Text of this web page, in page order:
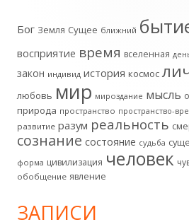
колонка
Бог Земля Сущее ближний
восприятие время вселенная
закон индивид история космос
любовь мир мироздание мысль
природа пространство пространство-
развитие разум реальность
сознание состояние судьба
форма цивилизация человек
обобщение явление
ЗАПИСИ